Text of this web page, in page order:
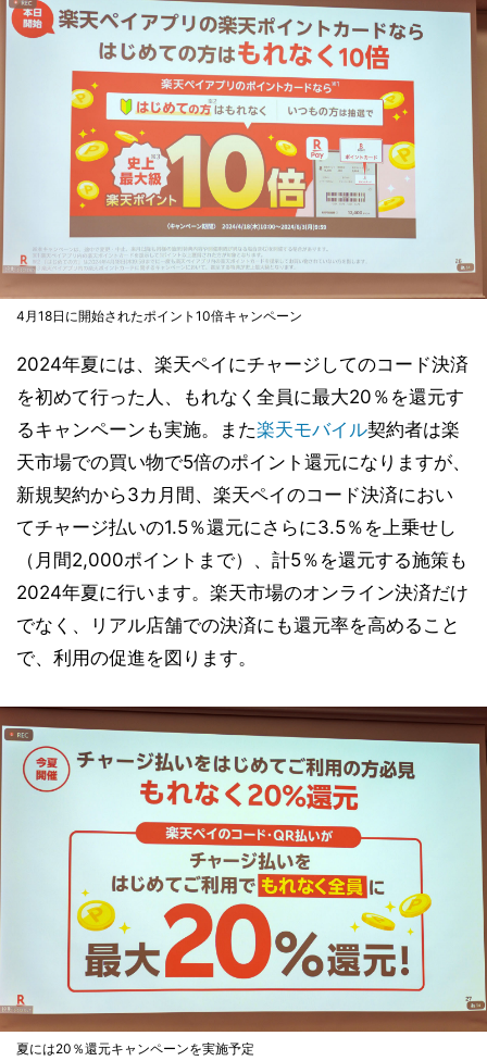
4月18日に開始されたポイント10倍キャンペーン
2024年夏には、楽天ペイにチャージしてのコード決済
を初めて行った人、もれなく全員に最大20％を還元す
るキャンペーンも実施。また楽天モバイル契約者は楽
天市場での買い物で5倍のポイント還元になりますが、
新規契約から3カ月間、楽天ペイのコード決済におい
てチャージ払いの1.5％還元にさらに3.5％を上乗せし
（月間2,000ポイントまで）、計5％を還元する施策も
2024年夏に行います。楽天市場のオンライン決済だけ
でなく、リアル店舗での決済にも還元率を高めること
で、利用の促進を図ります。
夏には20％還元キャンペーンを実施予定